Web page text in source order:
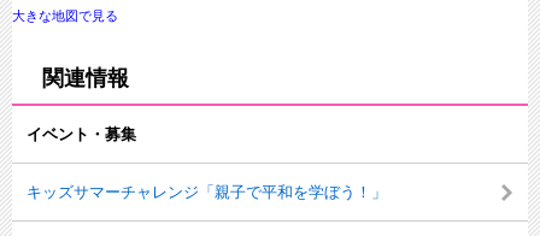
大きな地図で見る
関連情報
イベント・募集
キッズサマーチャレンジ「親子で平和を学ぼう！」